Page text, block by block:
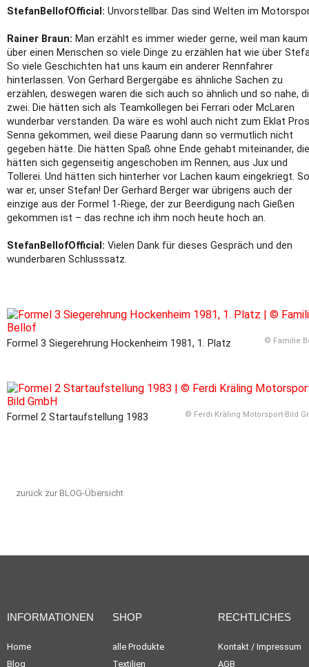
StefanBellofOfficial: Unvorstellbar. Das sind Welten im
Rainer Braun: Man erzählt es immer wieder gerne, weil man kaum
über einen Menschen so viele Dinge zu erzählen hat wie über
So viele Geschichten hat uns kaum ein anderer Rennfahrer
hinterlassen. Von Gerhard Bergergäbe es ähnliche Sachen zu
erzählen, deswegen waren die sich auch so ähnlich und so nahe,
zwei. Die hätten sich als Teamkollegen bei Ferrari oder McLaren
wunderbar verstanden. Da wäre es wohl auch nicht zum Eklat
Senna gekommen, weil diese Paarung dann so vermutlich nicht
gegeben hätte. Die hätten Spaß ohne Ende gehabt miteinander, die
hätten sich gegenseitig angeschoben im Rennen, aus Jux und
Tollerei. Und hätten sich hinterher vor Lachen kaum eingekriegt. So
war er, unser Stefan! Der Gerhard Berger war übrigens auch der
einzige aus der Formel 1-Riege, der zur Beerdigung nach Gießen
gekommen ist – das rechne ich ihm noch heute hoch an.
StefanBellofOfficial: Vielen Dank für dieses Gespräch und den
wunderbaren Schlusssatz.
© Familie
Formel 3 Siegerehrung Hockenheim 1981, 1. Platz
© Ferdi Kräling Motorsport-Bild
Formel 2 Startaufstellung 1983
zurück zur BLOG-Übersicht
INFORMATIONEN
Home
Blog
SHOP
alle Produkte
Textilien
RECHTLICHES
Kontakt / Impressum
AGB